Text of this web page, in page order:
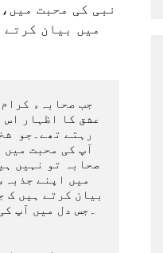
نبی کی محبت
میں بیان